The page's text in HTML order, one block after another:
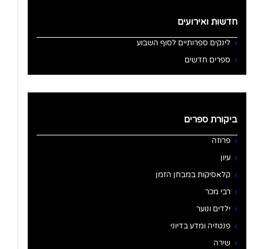
חדשות ואירועים
לינקים ספרותיים לסוף השבוע
ספרים חדשים
ביקורת ספרים
פרוזה
עיון
קלאסיקות במבחן הזמן
רבי מכר
ילדים ונוער
פנטזיה ומדע בדיוני
שירה